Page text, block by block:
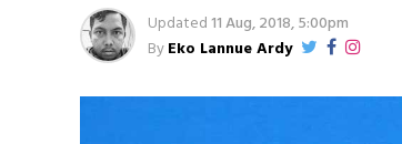
Updated 11 Aug, 2018, 5:00pm
ByEko Lannue Ardy